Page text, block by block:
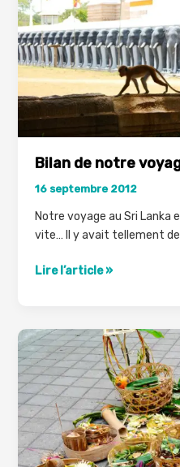
Bilan de notre
16 septembre 2012
Notre voyage au Sri
vite… Il y avait tellement
Bilan
voyage
au
Sri
Lanka
Lire l’article »